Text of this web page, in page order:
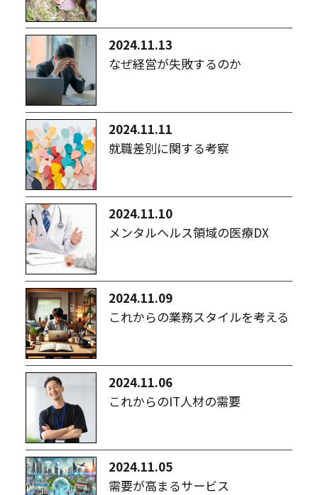
2024.11.13
なぜ経営が失敗するのか
2024.11.11
就職差別に関する考察
2024.11.10
メンタルヘルス領域の医療DX
2024.11.09
これからの業務スタイルを考える
2024.11.06
これからのIT人材の需要
2024.11.05
需要が高まるサービス